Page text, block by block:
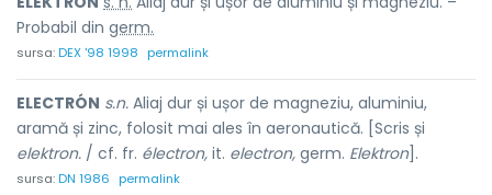
Probabil din germ.
sursa:DEX '98 1998 permalink
ELECTRÓN s.n. Aliaj dur și ușor de magneziu, aluminiu,
aramă și zinc, folosit mai ales în aeronautică. [Scris și
elektron. / cf. fr. électron, it. electron, germ. Elektron].
sursa:DN 1986 permalink